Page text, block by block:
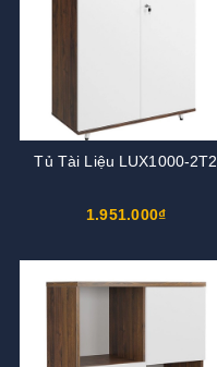
Tủ Tài Liệu LUX1000-2T2
1.951.000₫